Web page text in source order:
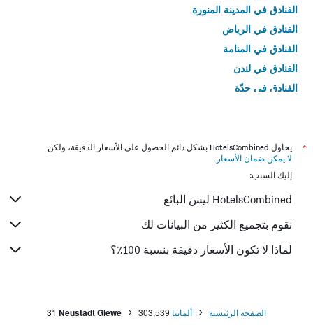
الفنادق في المدينة المنورة
الفنادق في الرياض
الفنادق في المنامة
الفنادق في لندن
الفنادق في جدّة
*
يحاول HotelsCombined بشكل دائم الحصول على الأسعار الدقيقة، ولكن
لا يمكن ضمان الأسعار .
إليك السبب:
HotelsCombined ليس البائع
نقوم بتجميع الكثير من البيانات لك
لماذا لا تكون الأسعار دقيقة بنسبة 100٪؟
الصفحة الرئيسية ألمانيا 303,539
Neustadt Glewe
31